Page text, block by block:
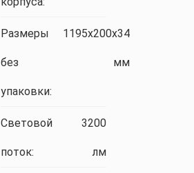
Размеры
без
упаковки:
1195x200x34
мм
Световой
поток:
3200
лм